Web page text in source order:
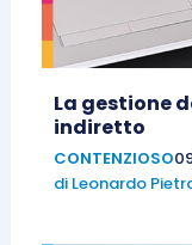
La gestione
indiretto
CONTENZIOSO
di Leonardo